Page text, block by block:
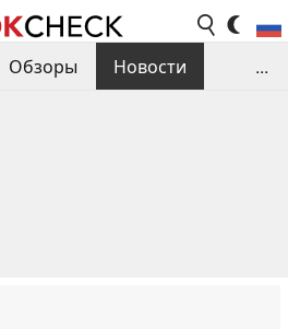
Обзоры
Новости
...